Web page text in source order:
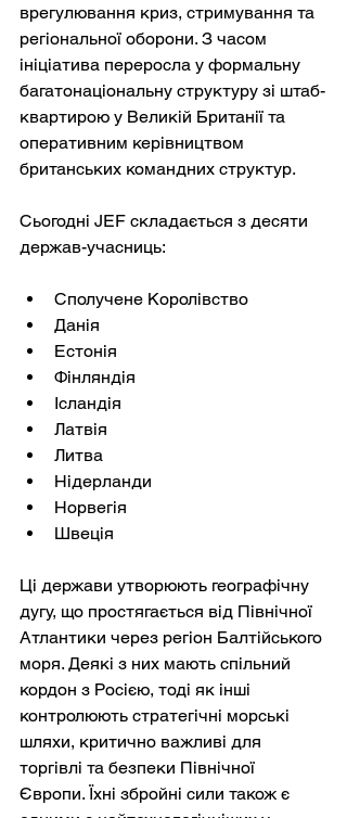
врегулювання криз, стримування та
регіональної оборони. З часом
ініціатива переросла у формальну
багатонаціональну структуру зі штаб-
квартирою у Великій Британії та
оперативним керівництвом
британських командних структур.
Сьогодні JEF складається з десяти
держав-учасниць:
Сполучене Королівство
Данія
Естонія
Фінляндія
Ісландія
Латвія
Литва
Нідерланди
Норвегія
Швеція
Ці держави утворюють географічну
дугу, що простягається від Північної
Атлантики через регіон Балтійського
моря. Деякі з них мають спільний
кордон з Росією, тоді як інші
контролюють стратегічні морські
шляхи, критично важливі для
торгівлі та безпеки Північної
Європи. Їхні збройні сили також є